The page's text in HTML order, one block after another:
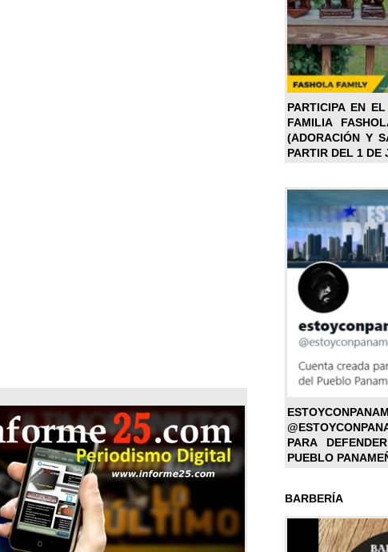
PARTICIPA EN
FAMILIA
(ADORACIÓN Y
PARTIR DEL 1 DE
PARA
PUEBLO
BARBERÍA